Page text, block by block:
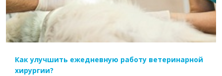
Как улучшить ежедневную работу ветеринарной
хирургии?